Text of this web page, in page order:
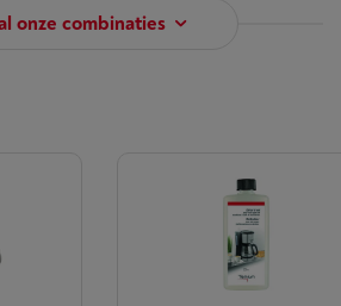
onze combinaties